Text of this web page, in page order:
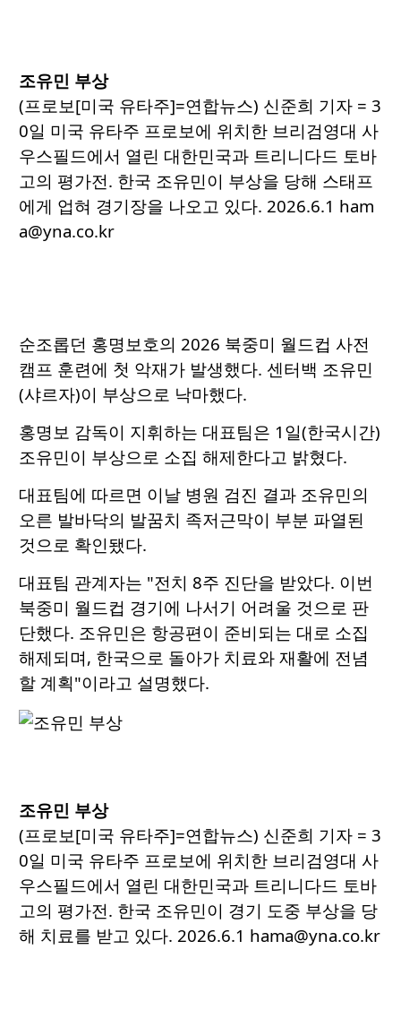
조유민 부상
(프로보[미국 유타주]=연합뉴스) 신준희 기자 = 3
0일 미국 유타주 프로보에 위치한 브리검영대 사
우스필드에서 열린 대한민국과 트리니다드 토바
고의 평가전. 한국 조유민이 부상을 당해 스태프
에게 업혀 경기장을 나오고 있다. 2026.6.1 ham
a@yna.co.kr
순조롭던 홍명보호의 2026 북중미 월드컵 사전
캠프 훈련에 첫 악재가 발생했다. 센터백 조유민
(샤르자)이 부상으로 낙마했다.
홍명보 감독이 지휘하는 대표팀은 1일(한국시간)
조유민이 부상으로 소집 해제한다고 밝혔다.
대표팀에 따르면 이날 병원 검진 결과 조유민의
오른 발바닥의 발꿈치 족저근막이 부분 파열된
것으로 확인됐다.
대표팀 관계자는 "전치 8주 진단을 받았다. 이번
북중미 월드컵 경기에 나서기 어려울 것으로 판
단했다. 조유민은 항공편이 준비되는 대로 소집
해제되며, 한국으로 돌아가 치료와 재활에 전념
할 계획"이라고 설명했다.
조유민 부상
(프로보[미국 유타주]=연합뉴스) 신준희 기자 = 3
0일 미국 유타주 프로보에 위치한 브리검영대 사
우스필드에서 열린 대한민국과 트리니다드 토바
고의 평가전. 한국 조유민이 경기 도중 부상을 당
해 치료를 받고 있다. 2026.6.1 hama@yna.co.kr